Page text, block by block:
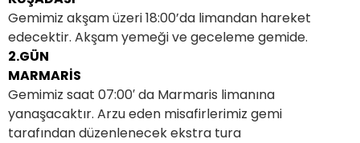
Gemimiz akşam üzeri 18:00’da limandan hareket
edecektir. Akşam yemeği ve geceleme gemide.
2.GÜN
MARMARİS
Gemimiz saat 07:00′ da Marmaris limanına
yanaşacaktır. Arzu eden misafirlerimiz gemi
tarafından düzenlenecek ekstra tura